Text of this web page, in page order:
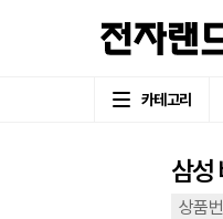
카테고리
삼성
상품